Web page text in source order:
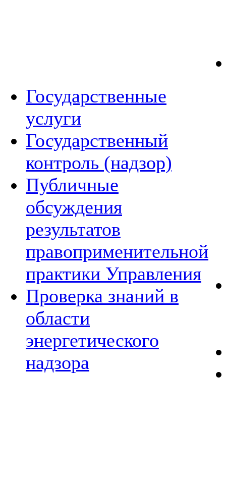
Государственные
услуги
Государственный
контроль (надзор)
Публичные
обсуждения
результатов
правоприменительной
практики Управления
Проверка знаний в
области
энергетического
надзора